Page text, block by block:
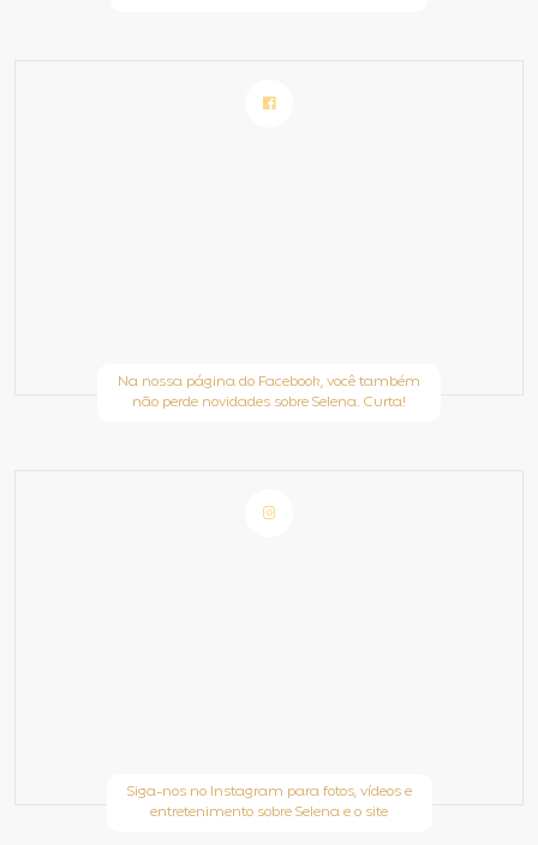
Na nossa página do Facebook, você também
não perde novidades sobre Selena. Curta!
Siga-nos no Instagram para fotos, vídeos e
entretenimento sobre Selena e o site